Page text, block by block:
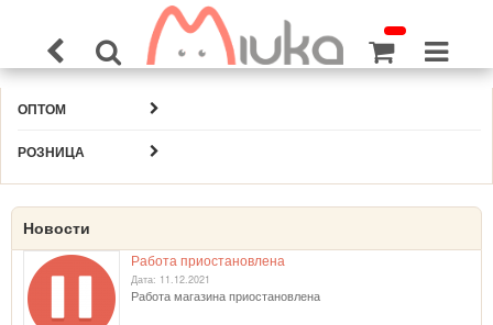
ОПТОМ
РОЗНИЦА
Новости
Работа приостановлена
Дата: 11.12.2021
Работа магазина приостановлена